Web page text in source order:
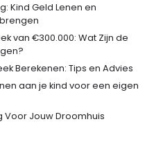
Kind Geld Lenen en
van €300.000: Wat Zijn de
Berekenen: Tips en Advies
aan je kind voor een eigen
Voor Jouw Droomhuis